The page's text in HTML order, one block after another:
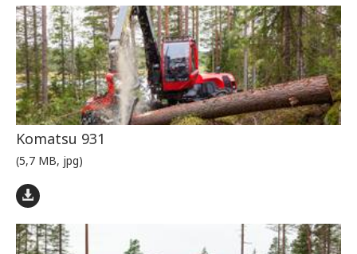
Komatsu 931
(5,7 MB, jpg)